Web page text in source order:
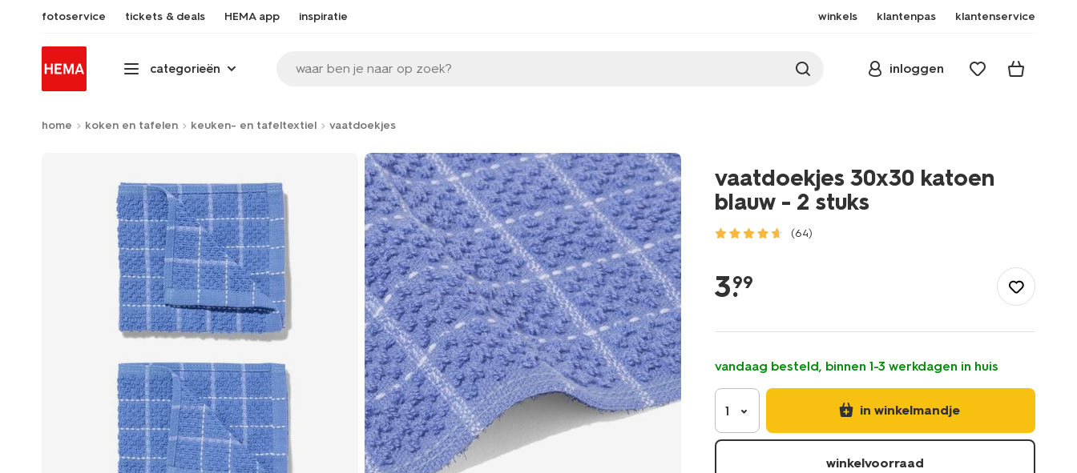
fotoservice tickets & deals HEMA app inspiratie winkels klantenpas klantenservice
categorieën waar ben je naar op zoek? inloggen
home koken en tafelen keuken- en tafeltextiel vaatdoekjes
vaatdoekjes 30x30 katoen
blauw - 2 stuks
(64)
tafeltextiel/vaatdoeken/vaatdoekjes-
-2-
stuks-
5450052.html
3.
99
vandaag besteld, binnen 1-3 werkdagen in huis
1 in winkelmandje
winkelvoorraad